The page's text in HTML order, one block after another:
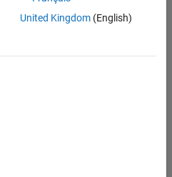
United Kingdom(English)